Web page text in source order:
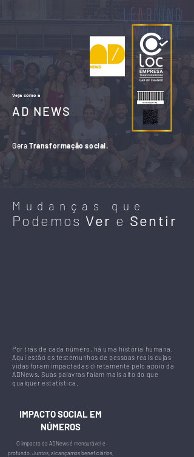
AD NEWS
Veja como a
Gera Transformação social.
Mudanças que
Podemos Ver e Sentir
Por trás de cada número, há uma história humana.
Aqui estão os testemunhos de pessoas reais cujas
vidas foram impactadas diretamente pelo apoio da
ADNews. Suas palavras falam mais alto do que
qualquer estatística.
IMPACTO SOCIAL EM
NÚMEROS
O impacto da ADNews é mensurável e
profundo. Juntos, alcançamos beneficiários,